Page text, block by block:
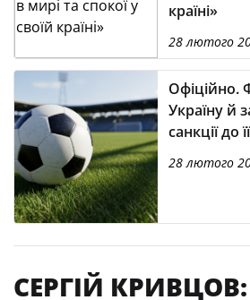
країні»
28 лютого
Офіційно.
Україну й
санкції до
28 лютого
СЕРГІЙ